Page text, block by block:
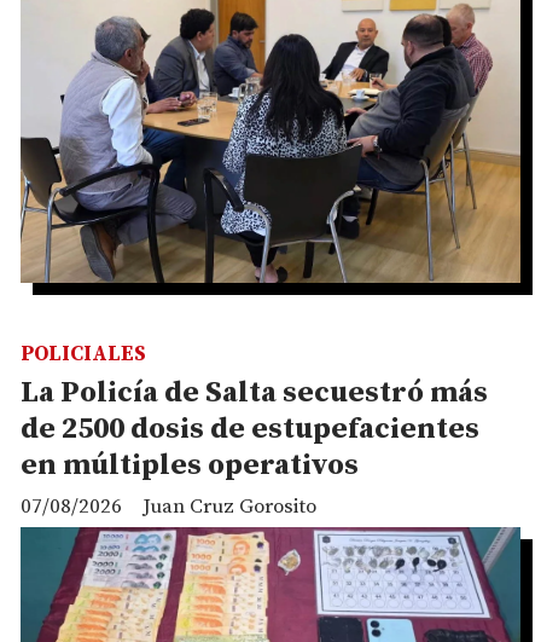
La Policía de Salta secuestró más
de 2500 dosis de estupefacientes
en múltiples operativos
Juan Cruz Gorosito
POLICIALES
07/08/2026